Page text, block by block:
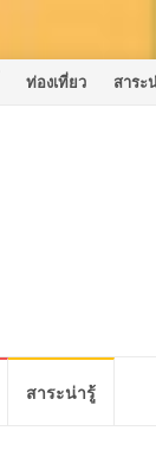
ท่องเที่ยว สาระ
สาระน่ารู้